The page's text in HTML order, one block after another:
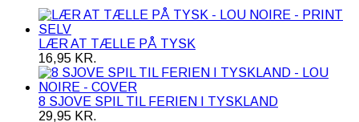
LÆR AT TÆLLE PÅ TYSK
16,95 KR.
8 SJOVE SPIL TIL FERIEN I TYSKLAND
29,95 KR.